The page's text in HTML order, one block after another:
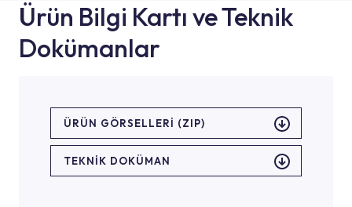
Ürün Bilgi Kartı ve Teknik
Dokümanlar
ÜRÜN GÖRSELLERI (ZIP)
TEKNİK DOKÜMAN